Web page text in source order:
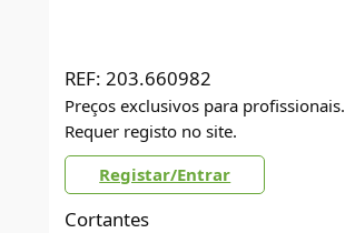
REF: 203.660982
Preços exclusivos para profissionais.
Requer registo no site.
Registar/Entrar
Cortantes